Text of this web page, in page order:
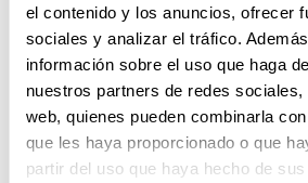
el contenido y los anuncios, ofrecer
sociales y analizar el tráfico.
información sobre el uso que haga
nuestros partners de redes
web, quienes pueden combinarla
que les haya proporcionado o que
partir del uso que haya hecho de sus
PRENEZ RENDEZ-